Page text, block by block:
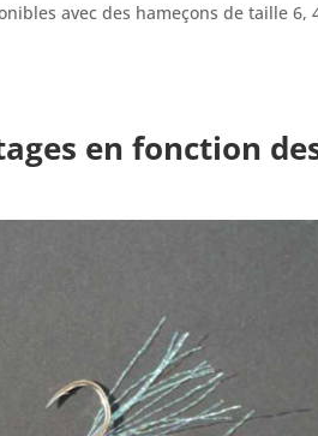
avec des hameçons de taille
en fonction